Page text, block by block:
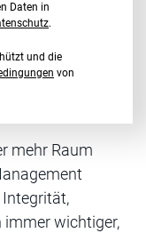
mehr Raum
immer wichtiger,
Daten in
.
und die
von